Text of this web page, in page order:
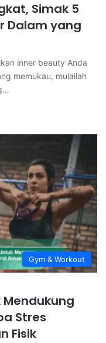
Simak 5
Dalam yang
inner beauty Anda
memukau, mulailah
Gym & Workout
Stres
Fisik